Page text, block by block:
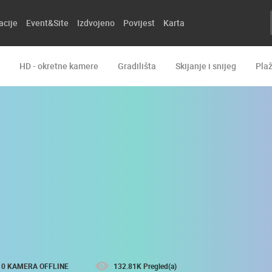
Event&Site Izdvojeno Povijest Karta
HD - okretne kamere Gradilišta Skijanje i snijeg
0 KAMERA OFFLINE 132.81K Pregled(a)